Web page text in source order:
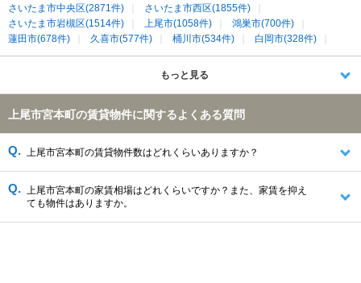
さいたま市中央区(2871件)
さいたま市西区(1855件)
さいたま市岩槻区(1514件)
上尾市(1058件)
鴻巣市(700件)
蓮田市(678件)
久喜市(577件) 桶川市(534件)
白岡市(328件)
北本市(261件)
北足立郡伊奈町(188件) 比企郡川島町(51件)
もっと見る
上尾市宮本町の賃貸物件に関するよくある質問
上尾市宮本町の賃貸物件数はどれくらいありますか？
上尾市宮本町の家賃相場はどれくらいですか？また、家賃を抑え
ても物件はありますか。